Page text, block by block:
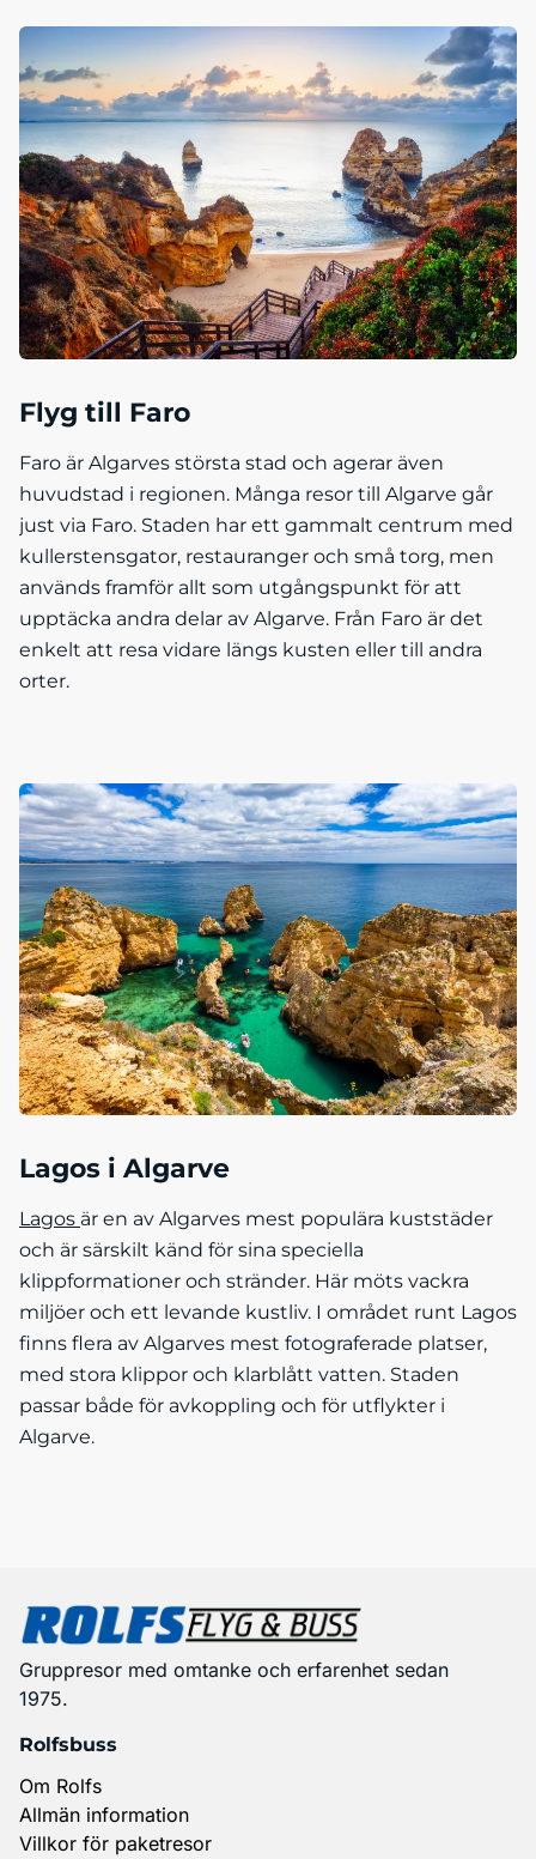
Flyg till Faro
Faro är Algarves största stad och agerar även
huvudstad i regionen. Många resor till Algarve går
just via Faro. Staden har ett gammalt centrum med
kullerstensgator, restauranger och små torg, men
används framför allt som utgångspunkt för att
upptäcka andra delar av Algarve. Från Faro är det
enkelt att resa vidare längs kusten eller till andra
orter.
Lagos i Algarve
Lagos är en av Algarves mest populära kuststäder
och är särskilt känd för sina speciella
klippformationer och stränder. Här möts vackra
miljöer och ett levande kustliv. I området runt Lagos
finns flera av Algarves mest fotograferade platser,
med stora klippor och klarblått vatten. Staden
passar både för avkoppling och för utflykter i
Algarve.
Gruppresor med omtanke och erfarenhet sedan
1975.
Rolfsbuss
Om Rolfs
Allmän information
Villkor för paketresor